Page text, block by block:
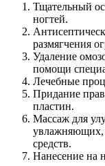
Тщательный
ногтей.
размягчения
Удаление
помощи
Лечебные
Придание
пластин.
Массаж для
увлажняющих,
средств.
Нанесение на